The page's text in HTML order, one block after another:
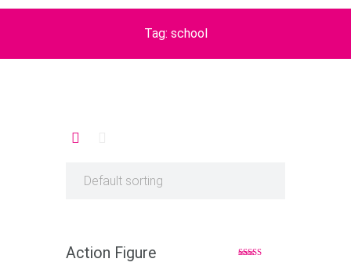
Tag: school
Action Figure